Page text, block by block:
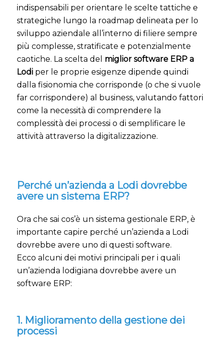
indispensabili per orientare le scelte tattiche e
strategiche lungo la roadmap delineata per lo
sviluppo aziendale all’interno di filiere sempre
più complesse, stratificate e potenzialmente
caotiche. La scelta del miglior software ERP a
Lodi per le proprie esigenze dipende quindi
dalla fisionomia che corrisponde (o che si vuole
far corrispondere) al business, valutando fattori
come la necessità di comprendere la
complessità dei processi o di semplificare le
attività attraverso la digitalizzazione.
Perché un’azienda a Lodi dovrebbe
avere un sistema ERP?
Ora che sai cos’è un sistema gestionale ERP, è
importante capire perché un’azienda a Lodi
dovrebbe avere uno di questi software.
Ecco alcuni dei motivi principali per i quali
un’azienda lodigiana dovrebbe avere un
software ERP:
1. Miglioramento della gestione dei
processi